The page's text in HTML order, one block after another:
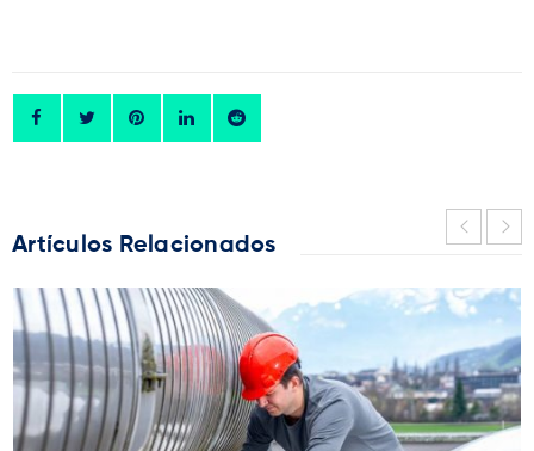
Artículos Relacionados